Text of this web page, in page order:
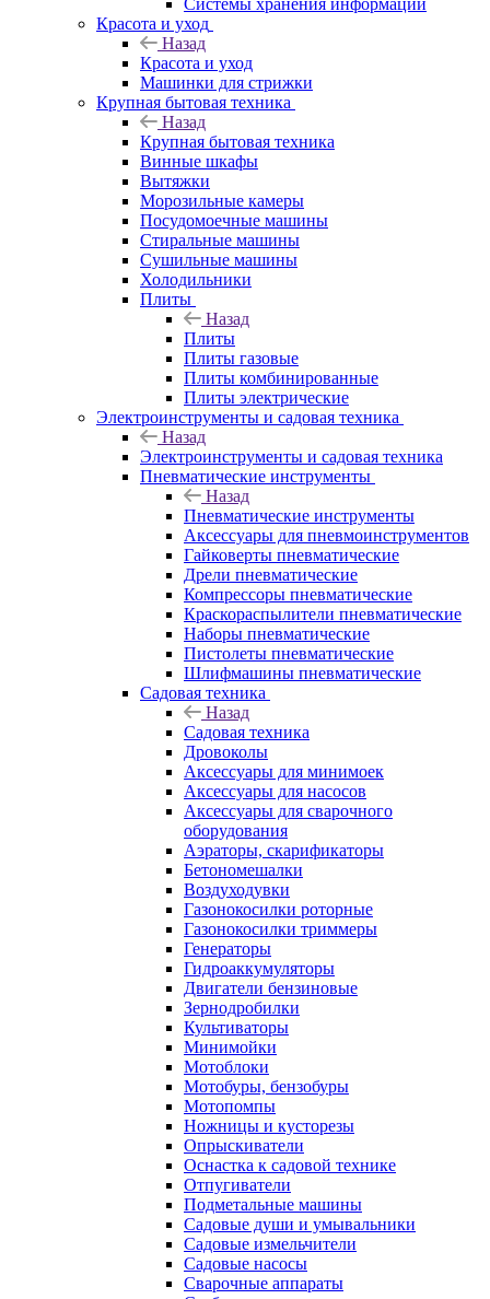
Системы хранения информации
Красота и уход
Назад
Красота и уход
Машинки для стрижки
Крупная бытовая техника
Назад
Крупная бытовая техника
Винные шкафы
Вытяжки
Морозильные камеры
Посудомоечные машины
Стиральные машины
Сушильные машины
Холодильники
Плиты
Назад
Плиты
Плиты газовые
Плиты комбинированные
Плиты электрические
Электроинструменты и садовая техника
Назад
Электроинструменты и садовая техника
Пневматические инструменты
Назад
Пневматические инструменты
Аксессуары для пневмоинструментов
Гайковерты пневматические
Дрели пневматические
Компрессоры пневматические
Краскораспылители пневматические
Наборы пневматические
Пистолеты пневматические
Шлифмашины пневматические
Садовая техника
Назад
Садовая техника
Дровоколы
Аксессуары для минимоек
Аксессуары для насосов
Аксессуары для сварочного
оборудования
Аэраторы, скарификаторы
Бетономешалки
Воздуходувки
Газонокосилки роторные
Газонокосилки триммеры
Генераторы
Гидроаккумуляторы
Двигатели бензиновые
Зернодробилки
Культиваторы
Минимойки
Мотоблоки
Мотобуры, бензобуры
Мотопомпы
Ножницы и кусторезы
Опрыскиватели
Оснастка к садовой технике
Отпугиватели
Подметальные машины
Садовые души и умывальники
Садовые измельчители
Садовые насосы
Сварочные аппараты